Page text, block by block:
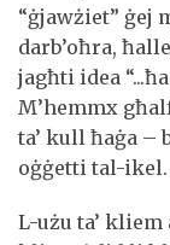
“ġjawżiet” ġej
darb’oħra,
jagħti idea
M’hemmx
ta’ kull ħaġa –
oġġetti tal-ikel.
L-użu ta’